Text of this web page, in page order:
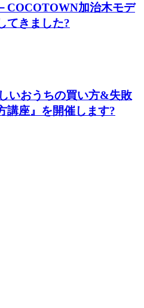
COCOTOWN加治木モデ
てきました?
いおうちの買い方&失敗
講座』を開催します?